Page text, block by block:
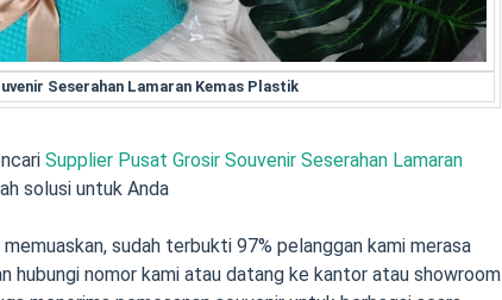
Seserahan Lamaran Kemas Plastik
Supplier Pusat Grosir Souvenir Seserahan Lamaran
solusi untuk Anda
sudah terbukti 97% pelanggan kami merasa
hubungi nomor kami atau datang ke kantor atau showroom